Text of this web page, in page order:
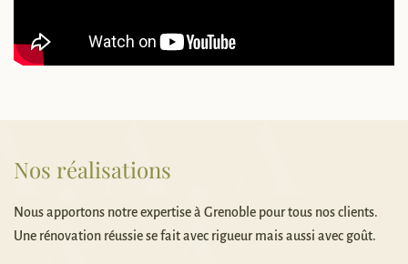
Nos réalisations
Nous apportons notre expertise à Grenoble pour tous nos clients.
Une rénovation réussie se fait avec rigueur mais aussi avec goût.